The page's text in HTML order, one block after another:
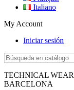
Italiano
My Account
Iniciar sesión
TECHNICAL
BARCELONA